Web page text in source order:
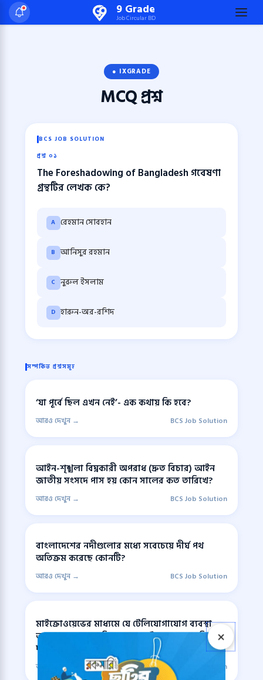
Skip
to
9 Grade
Job Circular BD
● IXGRADE
MCQপ্রশ্ন
BCS JOB SOLUTION
প্রশ্ন ০১
The Foreshadowing of Bangladesh গবেষণা
গ্রন্থটির লেখক কে?
A রেহমান সোবহান
B আনিসুর রহমান
C নুরুল ইসলাম
D হারুন-অর-রশিদ
সম্পর্কিত প্রশ্নসমূহ
‘যা পূর্বে ছিল এখন নেই’- এক কথায় কি হবে?
আরও দেখুন → BCS Job Solution
আইন-শৃঙ্খলা বিঘ্নকারী অপরাধ (দ্রুত বিচার) আইন
জাতীয় সংসদে পাস হয় কোন সালের কত তারিখে?
আরও দেখুন → BCS Job Solution
বাংলাদেশের নদীগুলোর মধ্যে সবেচেয়ে দীর্ঘ পথ
অতিক্রম করেছে কোনটি?
আরও দেখুন → BCS Job Solution
মাইক্রোওয়েভের মাধ্যমে যে টেলিযোগাযোগ ব্যবস্থা
আমাদের দেশে প্রচলিত তাতে মাইক্রোওয়েভ অধিকাংশ
দূরত্ব অতিক্রম করে-
আরও দেখুন → BCS Job Solution
×